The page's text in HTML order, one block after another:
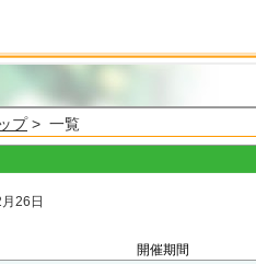
プ> 一覧
26日
開催期間